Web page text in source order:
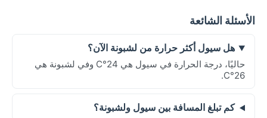
الأسئلة الشائعة
هل سيول أكثر حرارة من لشبونة الآن؟
حاليًا، درجة الحرارة في سيول هي 24°C وفي لشبونة هي
26°C.
كم تبلغ المسافة بين سيول ولشبونة؟